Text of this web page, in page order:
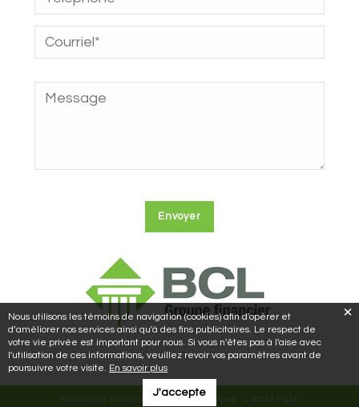
Financial horizons © 2018 | Site Web : L'effet Futé
Nous utilisons les témoins de navigation (cookies) afin d'opérer et
d’améliorer nos services ainsi qu'à des fins publicitaires. Le respect de
votre vie privée est important pour nous. Si vous n'êtes pas à l'aise avec
l'utilisation de ces informations, veuillez revoir vos paramètres avant de
poursuivre votre visite. En savoir plus
J'accepte